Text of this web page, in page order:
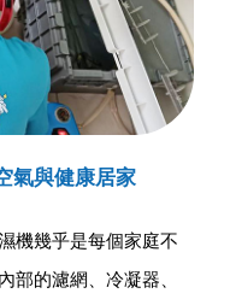
氣與健康居家
機幾乎是每個家庭不
部的濾網、冷凝器、